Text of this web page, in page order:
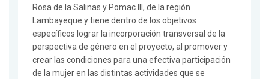
Rosa de la Salinas y Pomac III, de la región
Lambayeque y tiene dentro de los objetivos
específicos lograr la incorporación transversal de la
perspectiva de género en el proyecto, al promover y
crear las condiciones para una efectiva participación
de la mujer en las distintas actividades que se